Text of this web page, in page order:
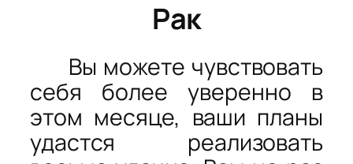
Рак
Вы можете чувствовать
себя более уверенно в
этом месяце, ваши планы
удастся реализовать